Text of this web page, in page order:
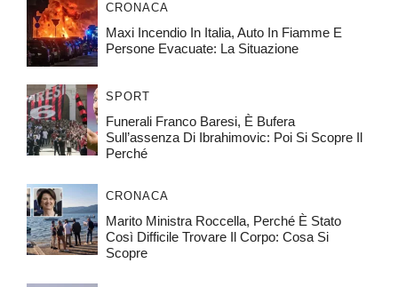
CRONACA
Maxi Incendio In Italia, Auto In Fiamme E
Persone Evacuate: La Situazione
SPORT
Funerali Franco Baresi, È Bufera
Sull’assenza Di Ibrahimovic: Poi Si Scopre Il
Perché
CRONACA
Marito Ministra Roccella, Perché È Stato
Così Difficile Trovare Il Corpo: Cosa Si
Scopre